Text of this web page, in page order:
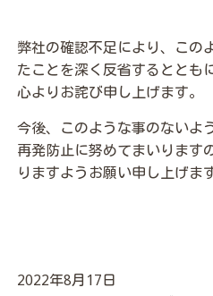
弊社の確認不足により、この
たことを深く反省するととも
心よりお詫び申し上げます。
今後、このような事のないよ
再発防止に努めてまいります
りますようお願い申し上げます
2022年8月 17日